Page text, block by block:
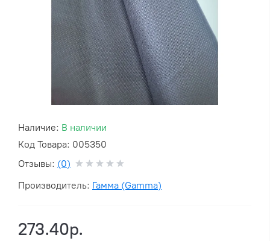
Наличие: В наличии
Код Товара: 005350
Отзывы: (0)
Производитель: Гамма (Gamma)
273.40р.